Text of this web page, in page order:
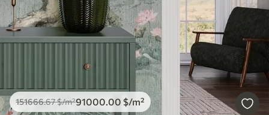
151666.67$/m²91000.00 $/m²